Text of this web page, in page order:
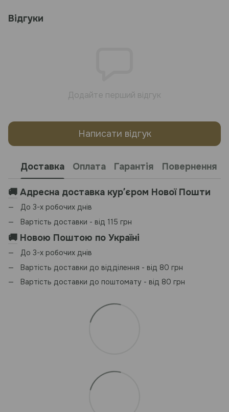
Відгуки
Додайте перший відгук
Написати відгук
Доставка Оплата Гарантія Повернення
🚚 Адресна доставка курʼєром Нової Пошти
До 3-х робочих днів
Вартість доставки - від 115 грн
🚚 Новою Поштою по Україні
До 3-х робочих днів
Вартість доставки до відділення - від 80 грн
Вартість доставки до поштомату - від 80 грн